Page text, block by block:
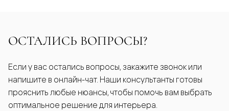
ОСТАЛИСЬ ВОПРОСЫ?
Если у вас остались вопросы, закажите звонок или
напишите в онлайн-чат. Наши консультанты готовы
прояснить любые нюансы, чтобы помочь вам выбрать
оптимальное решение для интерьера.